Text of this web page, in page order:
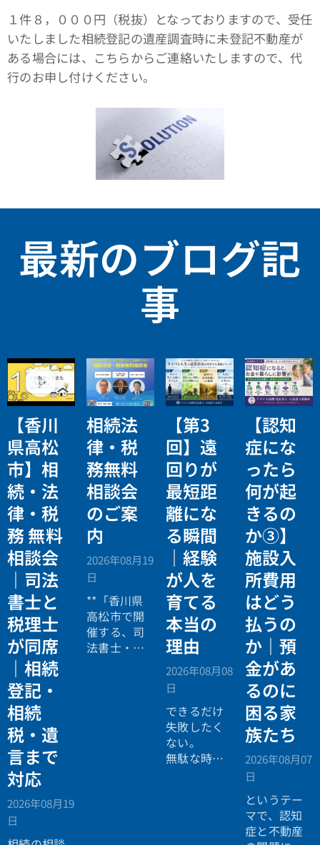
１件８，０００円（税抜）となっておりますので、受任
いたしました相続登記の遺産調査時に未登記不動産が
ある場合には、こちらからご連絡いたしますので、代
行のお申し付けください。
最新のブログ記
事
【香川
県高松
市】相
続・法
律・税
務 無料
相談会
｜司法
書士と
税理士
が同席
｜相続
登記・
相続
税・遺
言まで
対応
2026年08月19
日
相続法
律・税
務無料
相談会
のご案
内
2026年08月19
日
**「香川県
高松市で開
催する、司
法書士・税
【第3
回】遠
回りが
最短距
離にな
る瞬間
｜経験
が人を
育てる
本当の
理由
2026年08月08
日
できるだけ
失敗したく
ない。
無駄な時間
【認知
症にな
ったら
何が起
きるの
か③】
施設入
所費用
はどう
払うの
か｜預
金があ
るのに
困る家
族たち
2026年08月07
日
というテー
マで、認知
症と不動産